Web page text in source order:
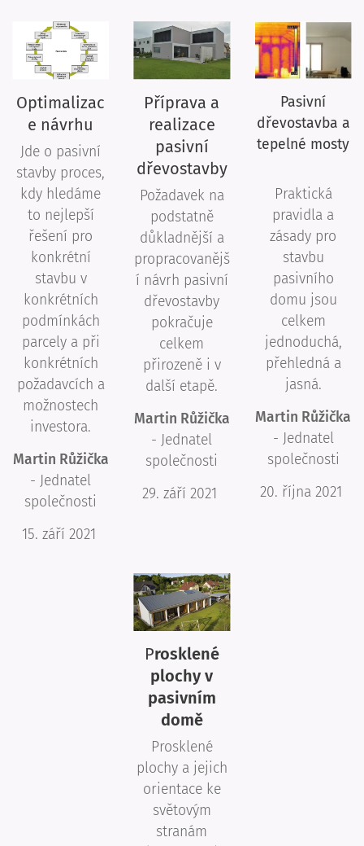
Optimalizac
e návrhu
Jde o pasivní
stavby proces,
kdy hledáme
to nejlepší
řešení pro
konkrétní
stavbu v
konkrétních
podmínkách
parcely a při
konkrétních
požadavcích a
možnostech
investora.
Martin Růžička
- Jednatel
společnosti
15. září 2021
Příprava a
realizace
pasivní
dřevostavby
Požadavek na
podstatně
důkladnější a
propracovanějš
í návrh pasivní
dřevostavby
pokračuje
celkem
přirozeně i v
další etapě.
Martin Růžička
- Jednatel
společnosti
29. září 2021
Pasivní
dřevostavba a
tepelné mosty
Praktická
pravidla a
zásady pro
stavbu
pasivního
domu jsou
celkem
jednoduchá,
přehledná a
jasná.
Martin Růžička
- Jednatel
společnosti
20. října 2021
Prosklené
plochy v
pasivním
domě
Prosklené
plochy a jejich
orientace ke
světovým
stranám